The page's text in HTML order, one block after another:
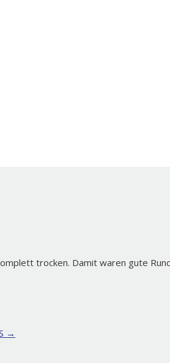
trocken. Damit waren gute
→